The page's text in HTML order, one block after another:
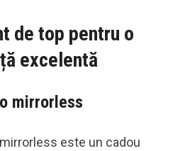
de top pentru o
excelentă
mirrorless
este un cadou